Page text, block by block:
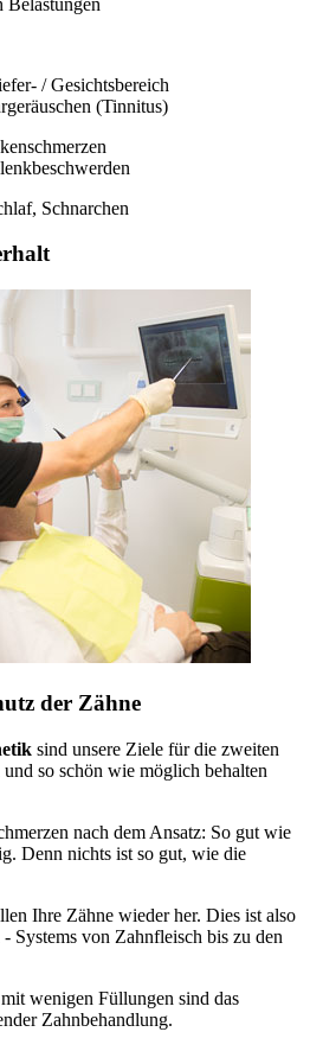
/ Gesichtsbereich
(Tinnitus)
Schnarchen
der Zähne
sind unsere Ziele für die zweiten
so schön wie möglich behalten
nach dem Ansatz: So gut wie
Denn nichts ist so gut, wie die
Ihre Zähne wieder her. Dies ist also
Systems von Zahnfleisch bis zu den
wenigen Füllungen sind das
Zahnbehandlung.